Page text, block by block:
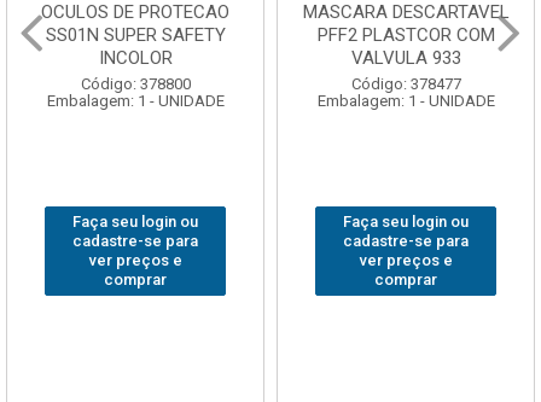
OCULOS DE PROTECAO
SS01N SUPER SAFETY
INCOLOR
Código: 378800
Embalagem: 1 - UNIDADE
Faça seu login ou
cadastre-se para
ver preços e
comprar
MASCARA DESCARTAVEL
PFF2 PLASTCOR COM
VALVULA 933
Código: 378477
Embalagem: 1 - UNIDADE
Faça seu login ou
cadastre-se para
ver preços e
comprar